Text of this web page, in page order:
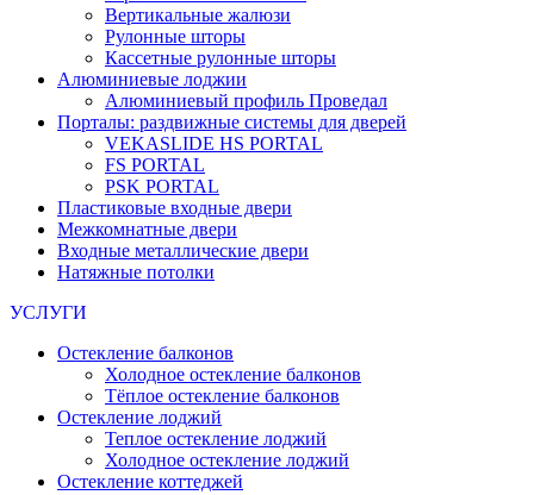
Вертикальные жалюзи
Рулонные шторы
Кассетные рулонные шторы
Алюминиевые лоджии
Алюминиевый профиль Проведал
Порталы: раздвижные системы для дверей
VEKASLIDE HS PORTAL
FS PORTAL
PSK PORTAL
Пластиковые входные двери
Межкомнатные двери
Входные металлические двери
Натяжные потолки
УСЛУГИ
Остекление балконов
Холодное остекление балконов
Тёплое остекление балконов
Остекление лоджий
Теплое остекление лоджий
Холодное остекление лоджий
Остекление коттеджей